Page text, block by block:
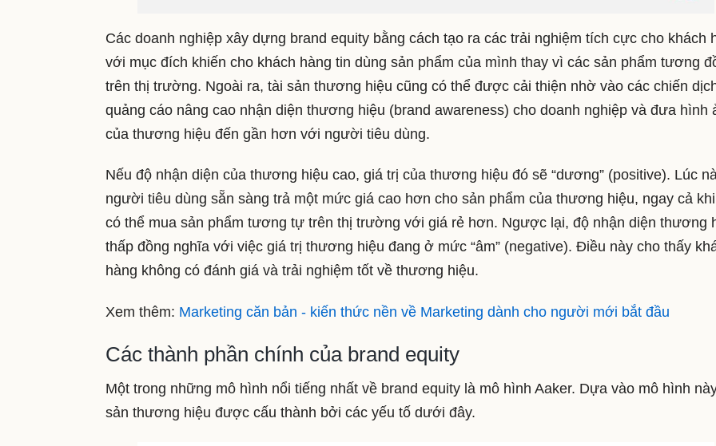
Các doanh nghiệp xây dựng brand equity bằng cách tạo ra các trải nghiệm tích cực cho khách
với mục đích khiến cho khách hàng tin dùng sản phẩm của mình thay vì các sản phẩm tương
trên thị trường. Ngoài ra, tài sản thương hiệu cũng có thể được cải thiện nhờ vào các chiến
quảng cáo nâng cao nhận diện thương hiệu (brand awareness) cho doanh nghiệp và đưa hình
của thương hiệu đến gần hơn với người tiêu dùng.
Nếu độ nhận diện của thương hiệu cao, giá trị của thương hiệu đó sẽ “dương” (positive). Lúc
người tiêu dùng sẵn sàng trả một mức giá cao hơn cho sản phẩm của thương hiệu, ngay cả
có thể mua sản phẩm tương tự trên thị trường với giá rẻ hơn. Ngược lại, độ nhận diện thương
thấp đồng nghĩa với việc giá trị thương hiệu đang ở mức “âm” (negative). Điều này cho thấy
hàng không có đánh giá và trải nghiệm tốt về thương hiệu.
Xem thêm: Marketing căn bản - kiến thức nền về Marketing dành cho người mới bắt đầu
Các thành phần chính của brand equity
Một trong những mô hình nổi tiếng nhất về brand equity là mô hình Aaker. Dựa vào mô hình
sản thương hiệu được cấu thành bởi các yếu tố dưới đây.